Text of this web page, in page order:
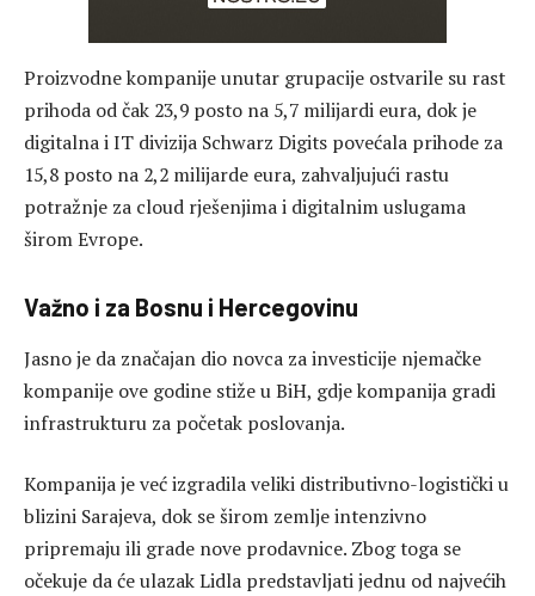
Proizvodne kompanije unutar grupacije ostvarile su rast
prihoda od čak 23,9 posto na 5,7 milijardi eura, dok je
digitalna i IT divizija Schwarz Digits povećala prihode za
15,8 posto na 2,2 milijarde eura, zahvaljujući rastu
potražnje za cloud rješenjima i digitalnim uslugama
širom Evrope.
Važno i za Bosnu i Hercegovinu
Jasno je da značajan dio novca za investicije njemačke
kompanije ove godine stiže u BiH, gdje kompanija gradi
infrastrukturu za početak poslovanja.
Kompanija je već izgradila veliki distributivno-logistički u
blizini Sarajeva, dok se širom zemlje intenzivno
pripremaju ili grade nove prodavnice. Zbog toga se
očekuje da će ulazak Lidla predstavljati jednu od najvećih